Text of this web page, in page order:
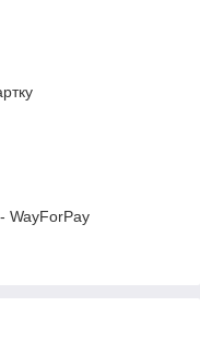
WayForPay